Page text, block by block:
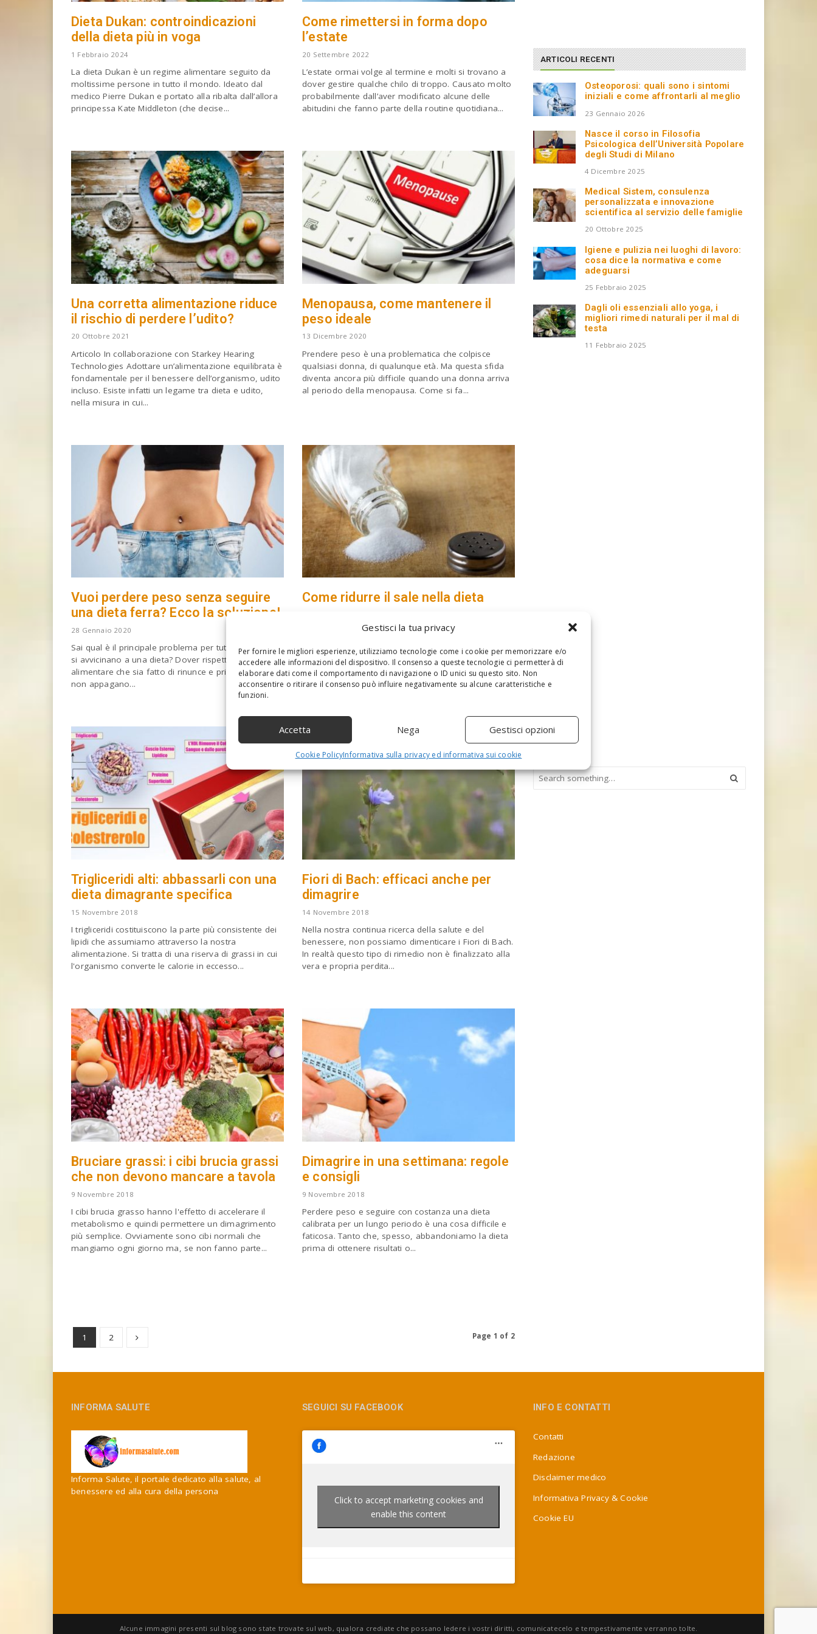
Gestisci la tua privacy
Per fornire le migliori esperienze, utilizziamo tecnologie come i cookie per memorizzare e/o
accedere alle informazioni del dispositivo. Il consenso a queste tecnologie ci permetterà di
elaborare dati come il comportamento di navigazione o ID unici su questo sito. Non
acconsentire o ritirare il consenso può influire negativamente su alcune caratteristiche e
funzioni.
Accetta Nega Gestisci opzioni
Cookie PolicyInformativa sulla privacy ed informativa sui cookie
Dieta Dukan: controindicazioni
della dieta più in voga
1 Febbraio 2024
La dieta Dukan è un regime alimentare seguito da
moltissime persone in tutto il mondo. Ideato dal
medico Pierre Dukan e portato alla ribalta dall’allora
principessa Kate Middleton (che decise...
Come rimettersi in forma dopo
l’estate
20 Settembre 2022
L’estate ormai volge al termine e molti si trovano a
dover gestire qualche chilo di troppo. Causato molto
probabilmente dall’aver modificato alcune delle
abitudini che fanno parte della routine quotidiana...
Una corretta alimentazione riduce
il rischio di perdere l’udito?
20 Ottobre 2021
Articolo In collaborazione con Starkey Hearing
Technologies Adottare un’alimentazione equilibrata è
fondamentale per il benessere dell’organismo, udito
incluso. Esiste infatti un legame tra dieta e udito,
nella misura in cui...
Menopausa, come mantenere il
peso ideale
13 Dicembre 2020
Prendere peso è una problematica che colpisce
qualsiasi donna, di qualunque età. Ma questa sfida
diventa ancora più difficile quando una donna arriva
al periodo della menopausa. Come si fa...
Vuoi perdere peso senza seguire
una dieta ferra? Ecco la soluzione!
28 Gennaio 2020
Sai qual è il principale problema per tutti coloro che
si avvicinano a una dieta? Dover rispettare uno stile
alimentare che sia fatto di rinunce e privazioni che
non appagano...
Come ridurre il sale nella dieta
Sembra impossibile ridurre il sale nella dieta?
impossibile se si può, quindi perchè non provare?
Ridurre la quantità del prodotto...
Trigliceridi alti: abbassarli con una
dieta dimagrante specifica
15 Novembre 2018
I trigliceridi costituiscono la parte più consistente dei
lipidi che assumiamo attraverso la nostra
alimentazione. Si tratta di una riserva di grassi in cui
l'organismo converte le calorie in eccesso...
Fiori di Bach: efficaci anche per
dimagrire
14 Novembre 2018
Nella nostra continua ricerca della salute e del
benessere, non possiamo dimenticare i Fiori di Bach.
In realtà questo tipo di rimedio non è finalizzato alla
vera e propria perdita...
Bruciare grassi: i cibi brucia grassi
che non devono mancare a tavola
9 Novembre 2018
I cibi brucia grasso hanno l'effetto di accelerare il
metabolismo e quindi permettere un dimagrimento
più semplice. Ovviamente sono cibi normali che
mangiamo ogni giorno ma, se non fanno parte...
Dimagrire in una settimana: regole
e consigli
9 Novembre 2018
Perdere peso e seguire con costanza una dieta
calibrata per un lungo periodo è una cosa difficile e
faticosa. Tanto che, spesso, abbandoniamo la dieta
prima di ottenere risultati o...
1 2 Page 1 of 2
ARTICOLI RECENTI
Osteoporosi: quali sono i sintomi
iniziali e come affrontarli al meglio
23 Gennaio 2026
Nasce il corso in Filosofia
Psicologica dell’Università Popolare
degli Studi di Milano
4 Dicembre 2025
Medical Sistem, consulenza
personalizzata e innovazione
scientifica al servizio delle famiglie
20 Ottobre 2025
Igiene e pulizia nei luoghi di lavoro:
cosa dice la normativa e come
adeguarsi
25 Febbraio 2025
Dagli oli essenziali allo yoga, i
migliori rimedi naturali per il mal di
testa
11 Febbraio 2025
S
INFORMA SALUTE
Informa Salute, il portale dedicato alla salute, al
benessere ed alla cura della persona
SEGUICI SU FACEBOOK
Click to accept marketing cookies and
enable this content
INFO E CONTATTI
Contatti
Redazione
Disclaimer medico
Informativa Privacy & Cookie
Cookie EU
Alcune immagini presenti sul blog sono state trovate sul web, qualora crediate che possano ledere i vostri diritti, comunicatecelo e tempestivamente verranno tolte.